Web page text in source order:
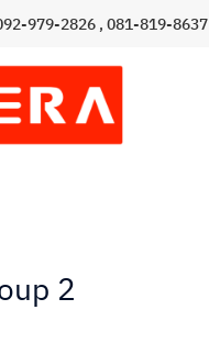
979-2826 , 081-819-8637
2